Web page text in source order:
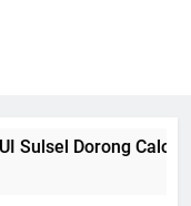
Sulsel Dorong